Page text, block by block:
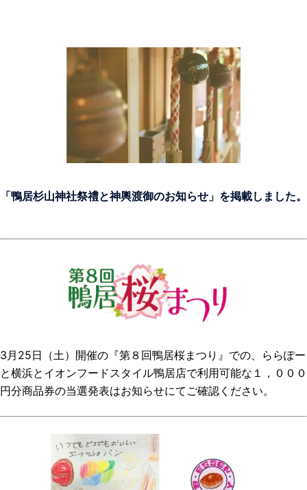
「鴨居杉山神社祭禮と神輿渡御のお知らせ」を掲載しました。
3月25日（土）開催の『第８回鴨居桜まつり』での、ららぽー
と横浜とイオンフードスタイル鴨居店で利用可能な１，０００
円分商品券の当選発表はお知らせにてご確認ください。